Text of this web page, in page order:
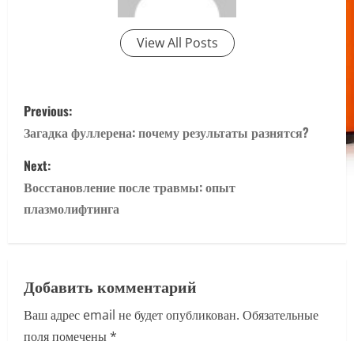
View All Posts
P
o
s
t
v
Previous:
Загадка фуллерена: почему результаты разнятся?
Next:
Восстановление после травмы: опыт
плазмолифтинга
Добавить комментарий
Ваш адрес email не будет опубликован. Обязательные
поля помечены*